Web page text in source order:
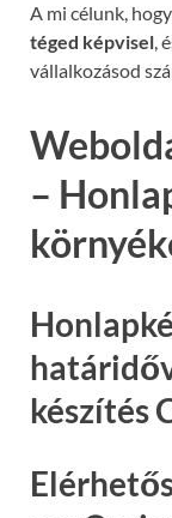
A mi célunk,
téged képvisel,
vállalkozásod
–
készítés